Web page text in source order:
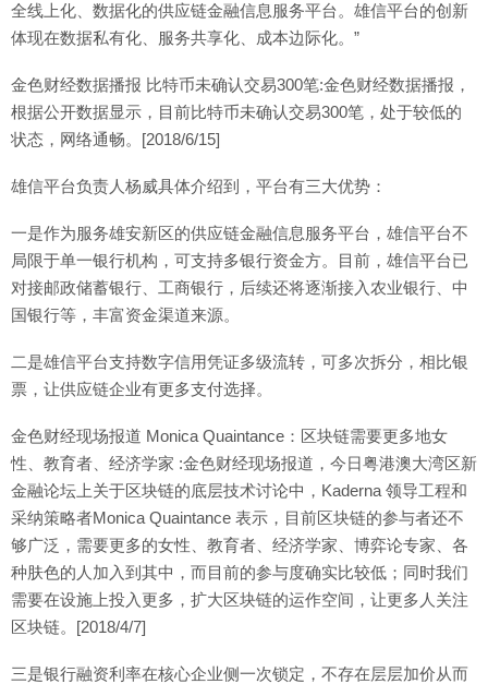
全线上化、数据化的供应链金融信息服务平台。雄信平台的创新
体现在数据私有化、服务共享化、成本边际化。”
金色财经数据播报 比特币未确认交易300笔:金色财经数据播报，
根据公开数据显示，目前比特币未确认交易300笔，处于较低的
状态，网络通畅。[2018/6/15]
雄信平台负责人杨威具体介绍到，平台有三大优势：
一是作为服务雄安新区的供应链金融信息服务平台，雄信平台不
局限于单一银行机构，可支持多银行资金方。目前，雄信平台已
对接邮政储蓄银行、工商银行，后续还将逐渐接入农业银行、中
国银行等，丰富资金渠道来源。
二是雄信平台支持数字信用凭证多级流转，可多次拆分，相比银
票，让供应链企业有更多支付选择。
金色财经现场报道 Monica Quaintance：区块链需要更多地女
性、教育者、经济学家 :金色财经现场报道，今日粤港澳大湾区新
金融论坛上关于区块链的底层技术讨论中，Kaderna 领导工程和
采纳策略者Monica Quaintance 表示，目前区块链的参与者还不
够广泛，需要更多的女性、教育者、经济学家、博弈论专家、各
种肤色的人加入到其中，而目前的参与度确实比较低；同时我们
需要在设施上投入更多，扩大区块链的运作空间，让更多人关注
区块链。[2018/4/7]
三是银行融资利率在核心企业侧一次锁定，不存在层层加价从而